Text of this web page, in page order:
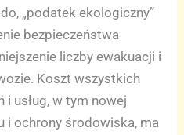
„podatek ekologiczny”
bezpieczeństwa
liczby ewakuacji i
Koszt wszystkich
i usług, w tym nowej
i ochrony środowiska, ma